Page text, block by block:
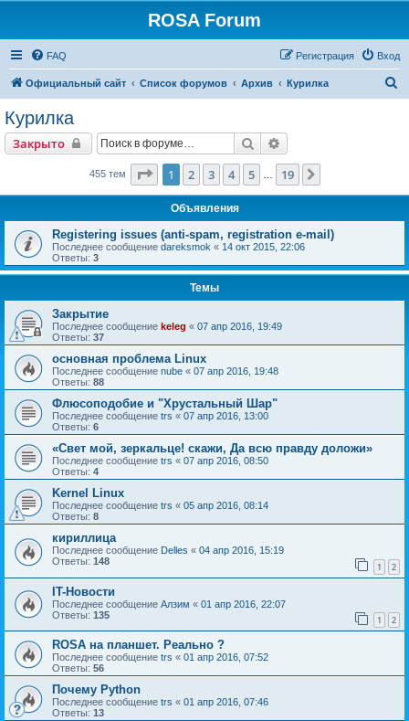
ROSA Forum
FAQ Вход
Регистрация
Официальный сайт Список форумов Архив Курилка
Курилка
Закрыто Поиск
455 тем Страница из 19
1 2 3 4 5 19
Объявления
Registering issues (anti-spam, registration e-mail)
Последнее сообщение dareksmok « 14 окт 2015, 22:06
Ответы: 3
Темы
Закрытие
Последнее сообщение keleg « 07 апр 2016, 19:49
Ответы: 37
основная проблема Linux
Последнее сообщение nube « 07 апр 2016, 19:48
Ответы: 88
Флюсоподобие и "Хрустальный Шар"
Последнее сообщение trs « 07 апр 2016, 13:00
Ответы: 6
«Свет мой, зеркальце! скажи, Да всю правду доложи»
Последнее сообщение trs « 07 апр 2016, 08:50
Ответы: 4
Kernel Linux
Последнее сообщение trs « 05 апр 2016, 08:14
Ответы: 8
кириллица
Последнее сообщение Delles « 04 апр 2016, 15:19
Ответы: 148 1 2
IT-Новости
Последнее сообщение Алзим « 01 апр 2016, 22:07
Ответы: 135 1 2
ROSA на планшет. Реально ?
Последнее сообщение trs « 01 апр 2016, 07:52
Ответы: 56
Почему Python
Последнее сообщение trs « 01 апр 2016, 07:46
Ответы: 13